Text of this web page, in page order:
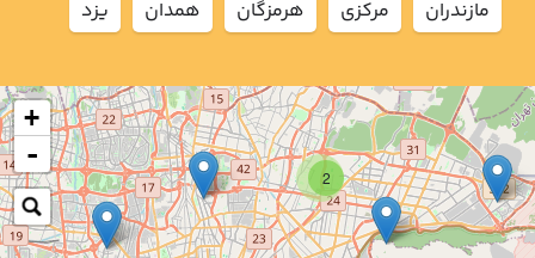
2
+
-
مازندران
مركزي هرمزگان همدان يزد